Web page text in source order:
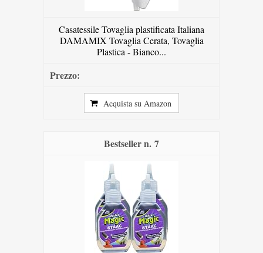
Casatessile Tovaglia plastificata Italiana
DAMAMIX Tovaglia Cerata, Tovaglia
Plastica - Bianco...
Acquista su Amazon
7